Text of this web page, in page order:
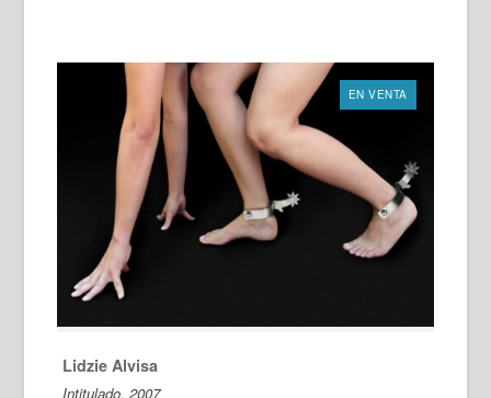
EN VENTA
Lidzie Alvisa
Intitulado, 2007